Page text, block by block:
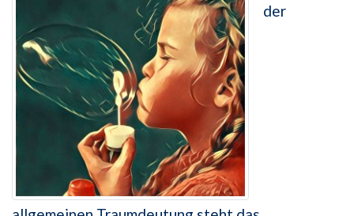
der